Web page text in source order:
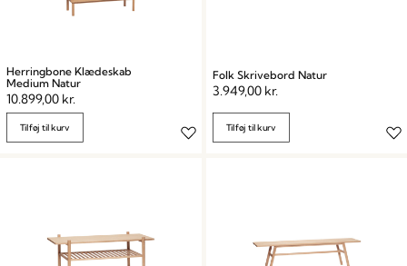
Herringbone Klædeskab
Medium Natur
10.899,00 kr.
Tilføj til kurv
Folk Skrivebord Natur
3.949,00 kr.
Tilføj til kurv